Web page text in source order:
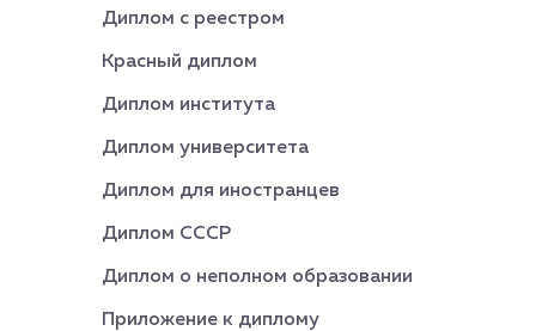
Диплом с реестром
Красный диплом
Диплом института
Диплом университета
Диплом для иностранцев
Диплом СССР
Диплом о неполном образовании
Приложение к диплому